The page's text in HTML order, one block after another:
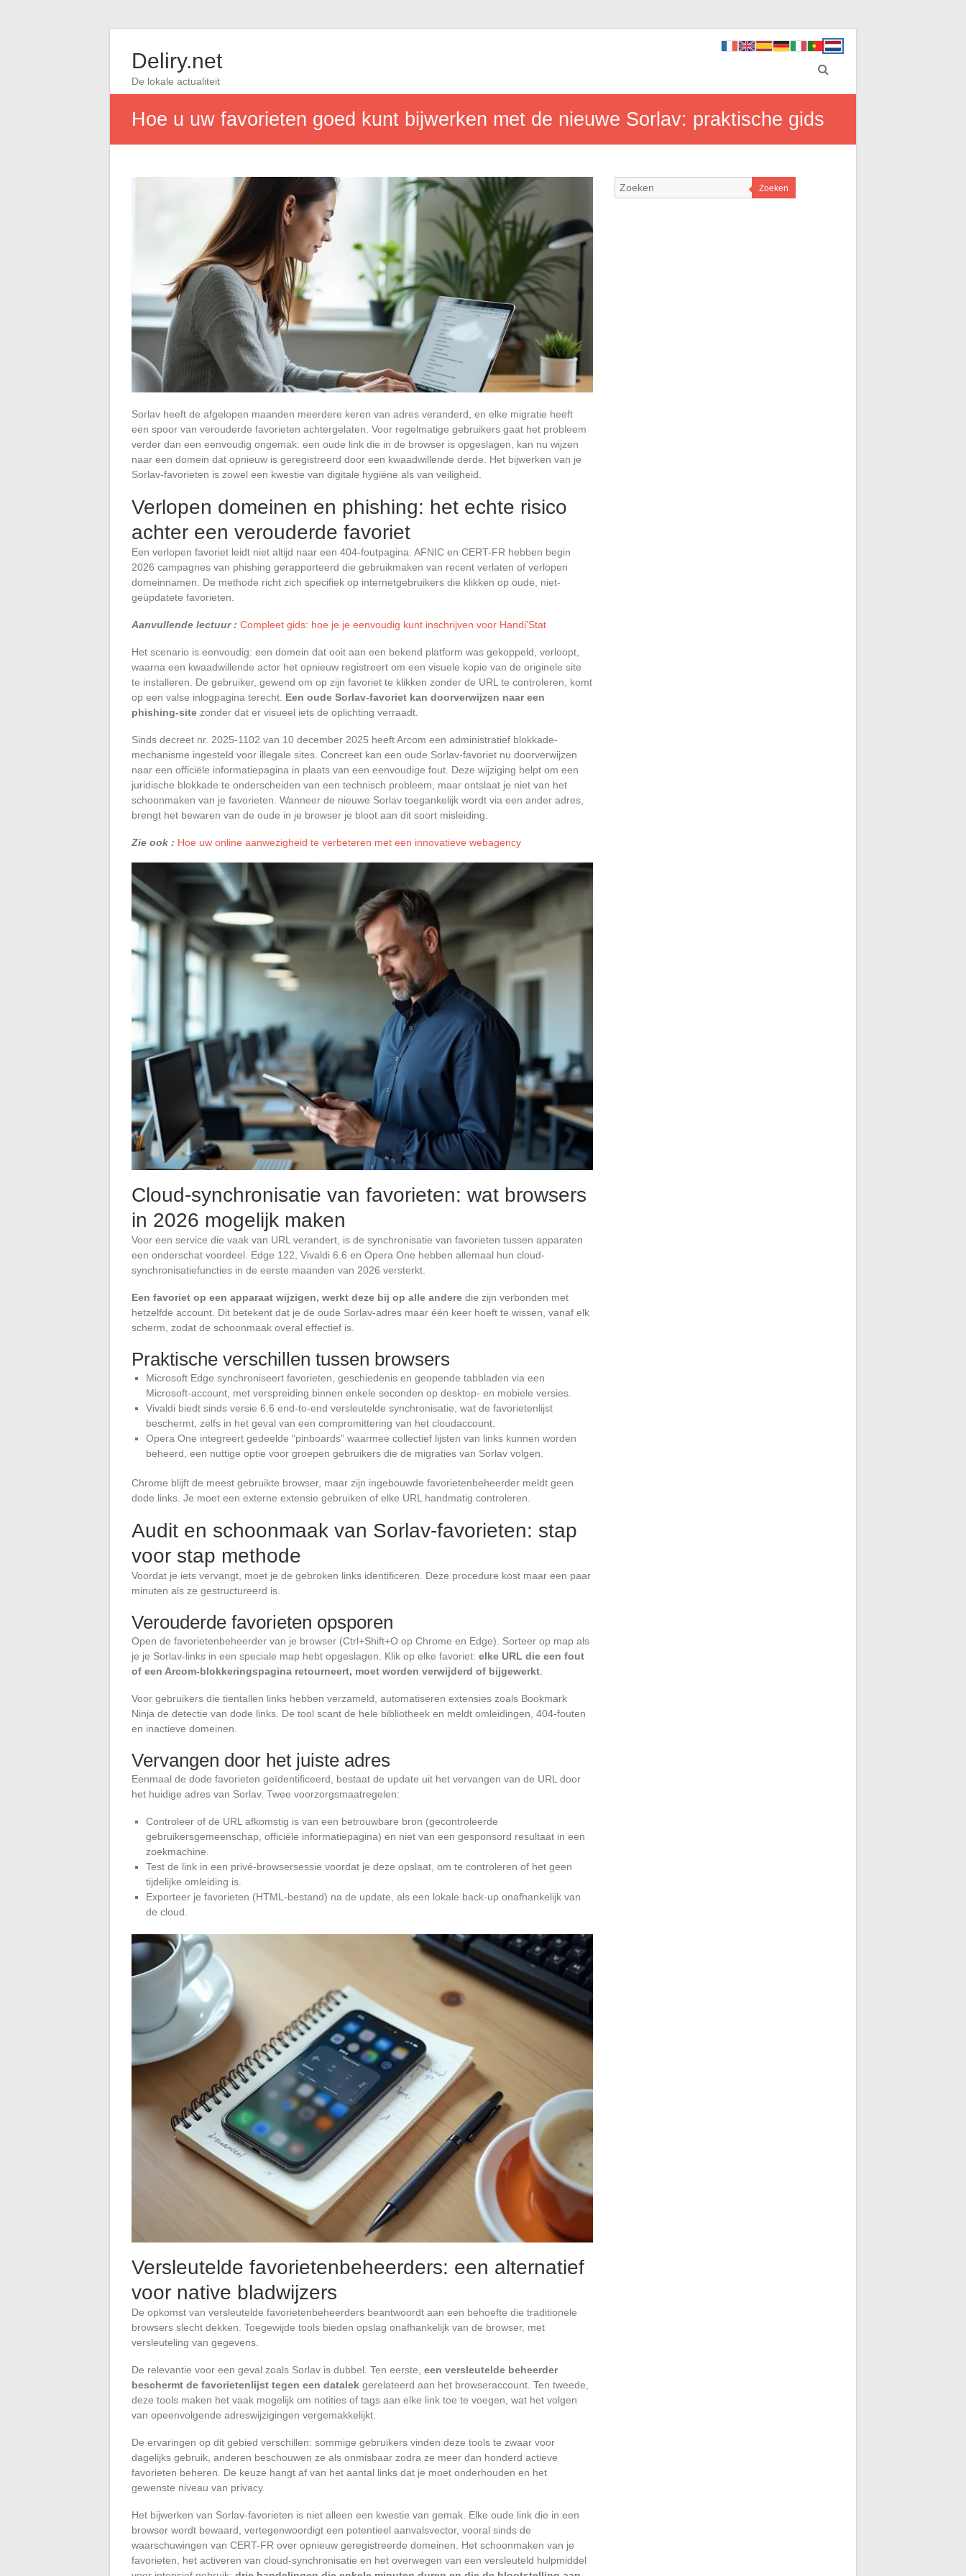
Deliry.net
De lokale actualiteit
Hoe u uw favorieten goed kunt bijwerken met de nieuwe Sorlav: praktische gids
Sorlav heeft de afgelopen maanden meerdere keren van adres veranderd, en elke migratie heeft
een spoor van verouderde favorieten achtergelaten. Voor regelmatige gebruikers gaat het probleem
verder dan een eenvoudig ongemak: een oude link die in de browser is opgeslagen, kan nu wijzen
naar een domein dat opnieuw is geregistreerd door een kwaadwillende derde. Het bijwerken van je
Sorlav-favorieten is zowel een kwestie van digitale hygiëne als van veiligheid.
Verlopen domeinen en phishing: het echte risico
achter een verouderde favoriet
Een verlopen favoriet leidt niet altijd naar een 404-foutpagina. AFNIC en CERT-FR hebben begin
2026 campagnes van phishing gerapporteerd die gebruikmaken van recent verlaten of verlopen
domeinnamen. De methode richt zich specifiek op internetgebruikers die klikken op oude, niet-
geüpdatete favorieten.
Aanvullende lectuur : Compleet gids: hoe je je eenvoudig kunt inschrijven voor Handi'Stat
Het scenario is eenvoudig: een domein dat ooit aan een bekend platform was gekoppeld, verloopt,
waarna een kwaadwillende actor het opnieuw registreert om een visuele kopie van de originele site
te installeren. De gebruiker, gewend om op zijn favoriet te klikken zonder de URL te controleren, komt
op een valse inlogpagina terecht. Een oude Sorlav-favoriet kan doorverwijzen naar een
phishing-site zonder dat er visueel iets de oplichting verraadt.
Sinds decreet nr. 2025-1102 van 10 december 2025 heeft Arcom een administratief blokkade-
mechanisme ingesteld voor illegale sites. Concreet kan een oude Sorlav-favoriet nu doorverwijzen
naar een officiële informatiepagina in plaats van een eenvoudige fout. Deze wijziging helpt om een
juridische blokkade te onderscheiden van een technisch probleem, maar ontslaat je niet van het
schoonmaken van je favorieten. Wanneer de nieuwe Sorlav toegankelijk wordt via een ander adres,
brengt het bewaren van de oude in je browser je bloot aan dit soort misleiding.
Zie ook : Hoe uw online aanwezigheid te verbeteren met een innovatieve webagency
Cloud-synchronisatie van favorieten: wat browsers
in 2026 mogelijk maken
Voor een service die vaak van URL verandert, is de synchronisatie van favorieten tussen apparaten
een onderschat voordeel. Edge 122, Vivaldi 6.6 en Opera One hebben allemaal hun cloud-
synchronisatiefuncties in de eerste maanden van 2026 versterkt.
Een favoriet op een apparaat wijzigen, werkt deze bij op alle andere die zijn verbonden met
hetzelfde account. Dit betekent dat je de oude Sorlav-adres maar één keer hoeft te wissen, vanaf elk
scherm, zodat de schoonmaak overal effectief is.
Praktische verschillen tussen browsers
Microsoft Edge synchroniseert favorieten, geschiedenis en geopende tabbladen via een
Microsoft-account, met verspreiding binnen enkele seconden op desktop- en mobiele versies.
Vivaldi biedt sinds versie 6.6 end-to-end versleutelde synchronisatie, wat de favorietenlijst
beschermt, zelfs in het geval van een compromittering van het cloudaccount.
Opera One integreert gedeelde “pinboards” waarmee collectief lijsten van links kunnen worden
beheerd, een nuttige optie voor groepen gebruikers die de migraties van Sorlav volgen.
Chrome blijft de meest gebruikte browser, maar zijn ingebouwde favorietenbeheerder meldt geen
dode links. Je moet een externe extensie gebruiken of elke URL handmatig controleren.
Audit en schoonmaak van Sorlav-favorieten: stap
voor stap methode
Voordat je iets vervangt, moet je de gebroken links identificeren. Deze procedure kost maar een paar
minuten als ze gestructureerd is.
Verouderde favorieten opsporen
Open de favorietenbeheerder van je browser (Ctrl+Shift+O op Chrome en Edge). Sorteer op map als
je je Sorlav-links in een speciale map hebt opgeslagen. Klik op elke favoriet: elke URL die een fout
of een Arcom-blokkeringspagina retourneert, moet worden verwijderd of bijgewerkt.
Voor gebruikers die tientallen links hebben verzameld, automatiseren extensies zoals Bookmark
Ninja de detectie van dode links. De tool scant de hele bibliotheek en meldt omleidingen, 404-fouten
en inactieve domeinen.
Vervangen door het juiste adres
Eenmaal de dode favorieten geïdentificeerd, bestaat de update uit het vervangen van de URL door
het huidige adres van Sorlav. Twee voorzorgsmaatregelen:
Controleer of de URL afkomstig is van een betrouwbare bron (gecontroleerde
gebruikersgemeenschap, officiële informatiepagina) en niet van een gesponsord resultaat in een
zoekmachine.
Test de link in een privé-browsersessie voordat je deze opslaat, om te controleren of het geen
tijdelijke omleiding is.
Exporteer je favorieten (HTML-bestand) na de update, als een lokale back-up onafhankelijk van
de cloud.
Versleutelde favorietenbeheerders: een alternatief
voor native bladwijzers
De opkomst van versleutelde favorietenbeheerders beantwoordt aan een behoefte die traditionele
browsers slecht dekken. Toegewijde tools bieden opslag onafhankelijk van de browser, met
versleuteling van gegevens.
De relevantie voor een geval zoals Sorlav is dubbel. Ten eerste, een versleutelde beheerder
beschermt de favorietenlijst tegen een datalek gerelateerd aan het browseraccount. Ten tweede,
deze tools maken het vaak mogelijk om notities of tags aan elke link toe te voegen, wat het volgen
van opeenvolgende adreswijzigingen vergemakkelijkt.
De ervaringen op dit gebied verschillen: sommige gebruikers vinden deze tools te zwaar voor
dagelijks gebruik, anderen beschouwen ze als onmisbaar zodra ze meer dan honderd actieve
favorieten beheren. De keuze hangt af van het aantal links dat je moet onderhouden en het
gewenste niveau van privacy.
Het bijwerken van Sorlav-favorieten is niet alleen een kwestie van gemak. Elke oude link die in een
browser wordt bewaard, vertegenwoordigt een potentieel aanvalsvector, vooral sinds de
waarschuwingen van CERT-FR over opnieuw geregistreerde domeinen. Het schoonmaken van je
favorieten, het activeren van cloud-synchronisatie en het overwegen van een versleuteld hulpmiddel
Zoeken